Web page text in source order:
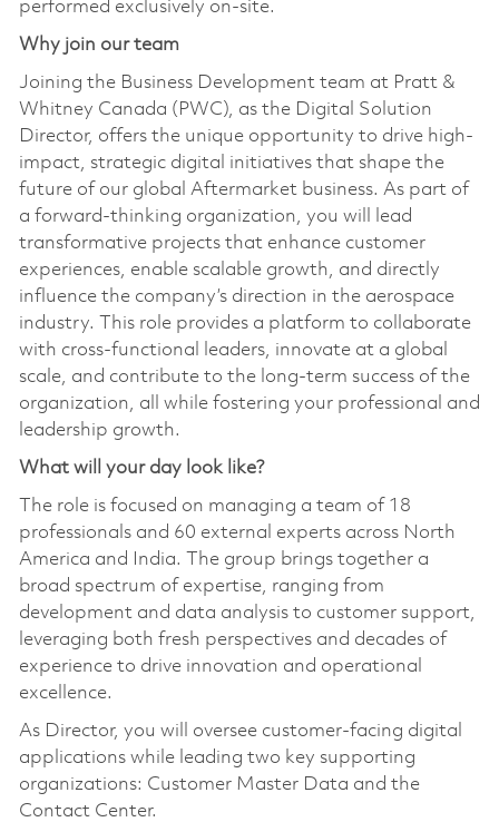
performed exclusively on-site.
Why join our team
Joining the Business Development team at Pratt &
Whitney Canada (PWC), as the Digital Solution
Director, offers the unique opportunity to drive high-
impact, strategic digital initiatives that shape the
future of our global Aftermarket business. As part of
a forward-thinking organization, you will lead
transformative projects that enhance customer
experiences, enable scalable growth, and directly
influence the company’s direction in the aerospace
industry. This role provides a platform to collaborate
with cross-functional leaders, innovate at a global
scale, and contribute to the long-term success of the
organization, all while fostering your professional and
leadership growth.
What will your day look like?
The role is focused on managing a team of 18
professionals and 60 external experts across North
America and India. The group brings together a
broad spectrum of expertise, ranging from
development and data analysis to customer support,
leveraging both fresh perspectives and decades of
experience to drive innovation and operational
excellence.
As Director, you will oversee customer-facing digital
applications while leading two key supporting
organizations: Customer Master Data and the
Contact Center.